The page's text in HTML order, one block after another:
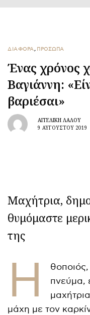
ΔΙΑΦΟΡΑ, ΠΡΟΣΩΠΑ
Ένας χρόνος
Βαγιάννη:
βαριέσαι»
ΑΓΓΕΛΙΚΉ ΛΆΛΟΥ
9 ΑΥΓΟΎΣΤΟΥ 2019
Μαχήτρια,
θυμόμαστε
της
Η
πνεύμα,
μάχη με τον